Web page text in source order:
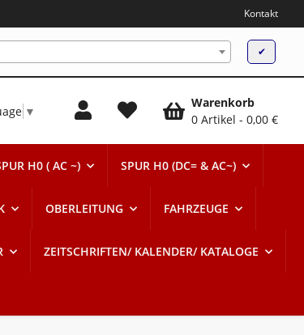
Kontakt
✔
▼
H0 ( AC ~) SPUR H0 (DC= & AC~)
OBERLEITUNG FAHRZEUGE
ZEITSCHRIFTEN/ KALENDER/ KATALOGE
Warenkorb
0 Artikel
0,00 €